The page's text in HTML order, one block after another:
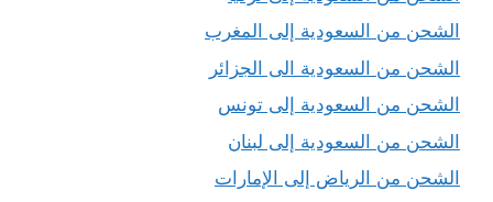
الشحن من السعودية إلى المغرب
الشحن من السعودية الى الجزائر
الشحن من السعودية إلى تونس
الشحن من السعودية إلى لبنان
الشحن من الرياض إلى الإمارات